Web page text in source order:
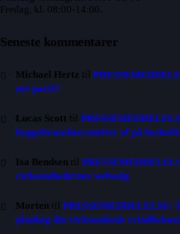
Fredag, kl. 08:00-14:00.
Seneste kommentarer
Michael Hertz til
nyt parti?
Lucas Scott til
byggebranchen smitter af på
Isa Bendsen til
virksomhedernes websalg
Morten tilPRESSEMEDDELELSE:
planlæg din virksomheds